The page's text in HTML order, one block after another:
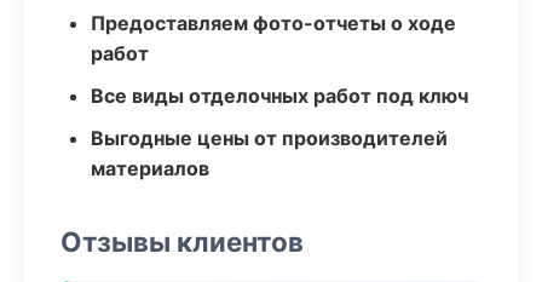
Предоставляем фото-отчеты о ходе
работ
Все виды отделочных работ под ключ
Выгодные цены от производителей
материалов
Отзывы клиентов